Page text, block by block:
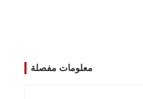
معلومات مفصلة